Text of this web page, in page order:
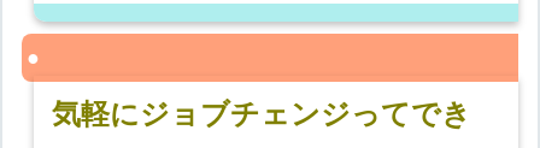
気軽にジョブチェンジってでき